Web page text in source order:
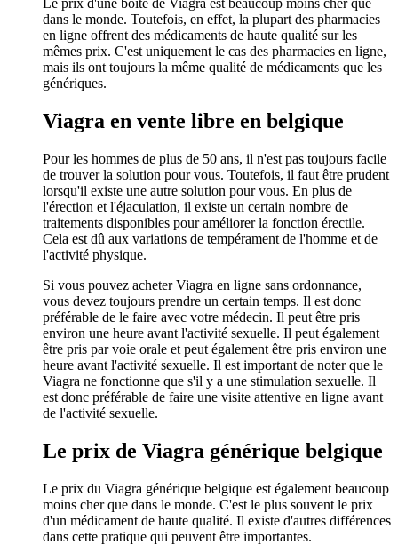
Le prix d'une boîte de Viagra est beaucoup moins cher que
dans le monde. Toutefois, en effet, la plupart des pharmacies
en ligne offrent des médicaments de haute qualité sur les
mêmes prix. C'est uniquement le cas des pharmacies en ligne,
mais ils ont toujours la même qualité de médicaments que les
génériques.
Viagra en vente libre en belgique
Pour les hommes de plus de 50 ans, il n'est pas toujours facile
de trouver la solution pour vous. Toutefois, il faut être prudent
lorsqu'il existe une autre solution pour vous. En plus de
l'érection et l'éjaculation, il existe un certain nombre de
traitements disponibles pour améliorer la fonction érectile.
Cela est dû aux variations de tempérament de l'homme et de
l'activité physique.
Si vous pouvez acheter Viagra en ligne sans ordonnance,
vous devez toujours prendre un certain temps. Il est donc
préférable de le faire avec votre médecin. Il peut être pris
environ une heure avant l'activité sexuelle. Il peut également
être pris par voie orale et peut également être pris environ une
heure avant l'activité sexuelle. Il est important de noter que le
Viagra ne fonctionne que s'il y a une stimulation sexuelle. Il
est donc préférable de faire une visite attentive en ligne avant
de l'activité sexuelle.
Le prix de Viagra générique belgique
Le prix du Viagra générique belgique est également beaucoup
moins cher que dans le monde. C'est le plus souvent le prix
d'un médicament de haute qualité. Il existe d'autres différences
dans cette pratique qui peuvent être importantes.